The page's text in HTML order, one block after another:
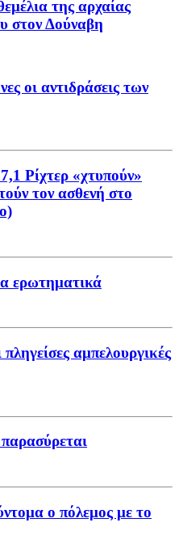
της αρχαίας
στον Δούναβη
οι αντιδράσεις των
Ρίχτερ «χτυπούν»
τον ασθενή στο
ερωτηματικά
αμπελουργικές
ο πόλεμος με το